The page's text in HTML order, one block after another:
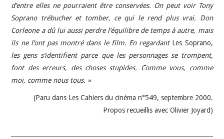
d’entre elles ne pourraient être conservées. On peut voir Tony
Soprano trébucher et tomber, ce qui le rend plus vrai. Don
Corleone a dû lui aussi perdre l’équilibre de temps à autre, mais
ils ne l’ont pas montré dans le film. En regardantLes Soprano,
les gens s’identifient parce que les personnages se trompent,
font des erreurs, des choses stupides. Comme vous, comme
moi, comme nous tous. »
(Paru dans Les Cahiers du cinéma n°549, septembre 2000.
Propos recueillis avec Olivier Joyard)